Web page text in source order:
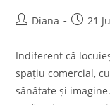
PostDiana
Post21
Indiferent că
spațiu comercial,
sănătate și